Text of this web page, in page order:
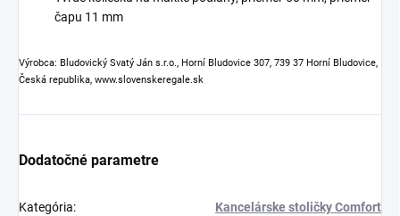
čapu 11 mm
Výrobca: Bludovický Svatý Ján s.r.o., Horní Bludovice 307, 739 37 Horní Bludovice,
Česká republika, www.slovenskeregale.sk
Dodatočné parametre
Kategória: Kancelárske stoličky Comfort